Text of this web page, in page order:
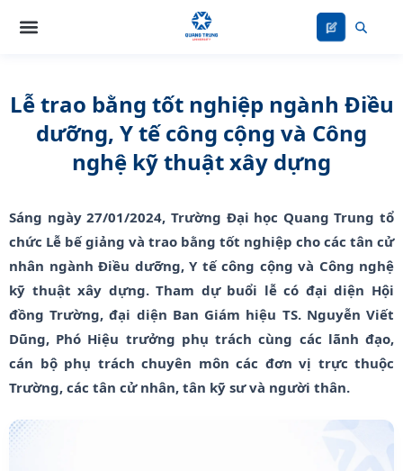
Lễ trao bằng tốt nghiệp ngành Điều
dưỡng, Y tế công cộng và Công
nghệ kỹ thuật xây dựng
Sáng ngày 27/01/2024, Trường Đại học Quang Trung tổ
chức Lễ bế giảng và trao bằng tốt nghiệp cho các tân cử
nhân ngành Điều dưỡng, Y tế công cộng và Công nghệ
kỹ thuật xây dựng. Tham dự buổi lễ có đại diện Hội
đồng Trường, đại diện Ban Giám hiệu TS. Nguyễn Viết
Dũng, Phó Hiệu trưởng phụ trách cùng các lãnh đạo,
cán bộ phụ trách chuyên môn các đơn vị trực thuộc
Trường, các tân cử nhân, tân kỹ sư và người thân.